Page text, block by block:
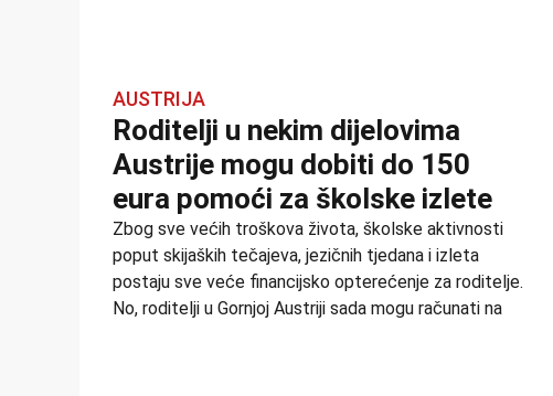
AUSTRIJA
Roditelji u nekim dijelovima
Austrije mogu dobiti do 150
eura pomoći za školske izlete
Zbog sve većih troškova života, školske aktivnosti
poput skijaških tečajeva, jezičnih tjedana i izleta
postaju sve veće financijsko opterećenje za roditelje.
No, roditelji u Gornjoj Austriji sada mogu računati na